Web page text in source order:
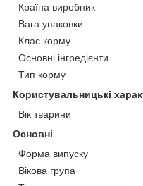
Країна виробник
Вага упаковки
Клас корму
Основні інгредієнти
Тип корму
Користувальницькі
Вік тварини
Основні
Форма випуску
Вікова група